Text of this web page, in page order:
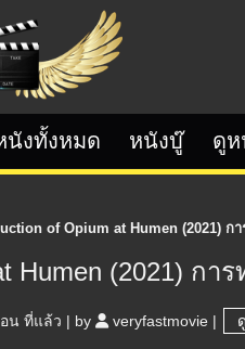
นังทั้งหมด หนังบู๊ ดูห
of Opium at Humen (2021)
Humen (2021) ก
น ที่แล้ว | by veryfastmovie |